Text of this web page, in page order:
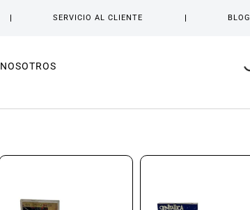
SERVICIO AL CLIENTE BLOG
NOSOTROS